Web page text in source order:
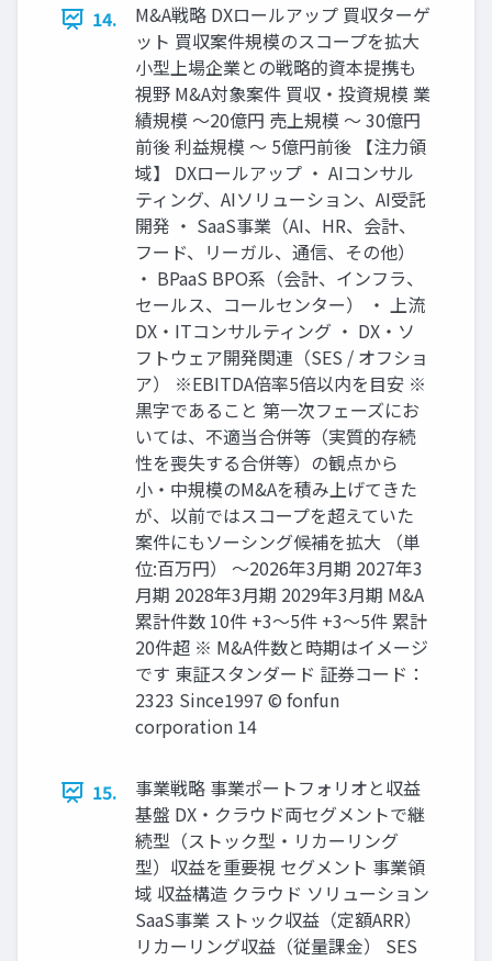
14.
M&A戦略 DXロールアップ 買収ターゲ
ット 買収案件規模のスコープを拡大
小型上場企業との戦略的資本提携も
視野 M&A対象案件 買収・投資規模 業
績規模 〜20億円 売上規模 〜 30億円
前後 利益規模 〜 5億円前後 【注力領
域】 DXロールアップ ・ AIコンサル
ティング、AIソリューション、AI受託
開発 ・ SaaS事業（AI、HR、会計、
フード、リーガル、通信、その他）
・ BPaaS BPO系（会計、インフラ、
セールス、コールセンター） ・ 上流
DX・ITコンサルティング ・ DX・ソ
フトウェア開発関連（SES / オフショ
ア） ※EBITDA倍率5倍以内を目安 ※
黒字であること 第一次フェーズにお
いては、不適当合併等（実質的存続
性を喪失する合併等）の観点から
小・中規模のM&Aを積み上げてきた
が、以前ではスコープを超えていた
案件にもソーシング候補を拡大 （単
位:百万円） ～2026年3月期 2027年3
月期 2028年3月期 2029年3月期 M&A
累計件数 10件 +3～5件 +3～5件 累計
20件超 ※ M&A件数と時期はイメージ
です 東証スタンダード 証券コード：
2323 Since1997 © fonfun
corporation 14
15.
事業戦略 事業ポートフォリオと収益
基盤 DX・クラウド両セグメントで継
続型（ストック型・リカーリング
型）収益を重要視 セグメント 事業領
域 収益構造 クラウド ソリューション
SaaS事業 ストック収益（定額ARR）
リカーリング収益（従量課金） SES